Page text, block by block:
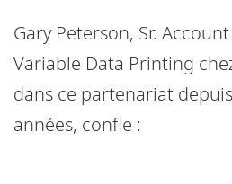
Gary Peterson, Sr.
Variable Data Printing
dans ce partenariat
années, confie :